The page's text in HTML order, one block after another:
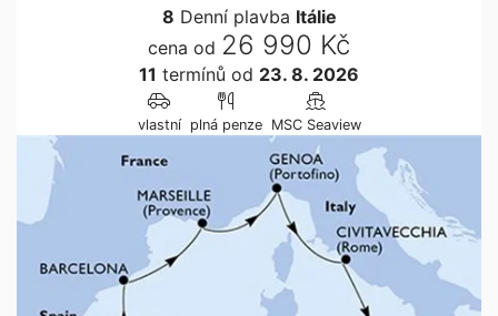
8 Denní plavba Itálie
cena od 26 990 Kč
11 termínů od 23. 8. 2026
vlastní plná penze MSC Seaview